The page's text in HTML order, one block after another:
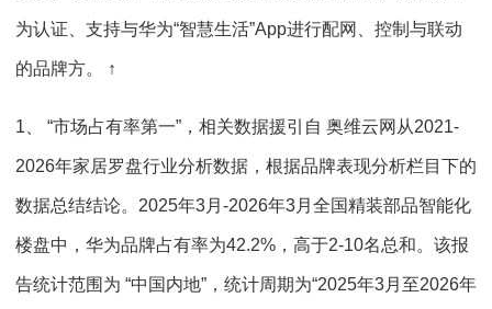
为认证、支持与华为“智慧生活”App进行配网、控制与联动
的品牌方。 ↑
1、 “市场占有率第一”，相关数据援引自 奥维云网从2021-
2026年家居罗盘行业分析数据，根据品牌表现分析栏目下的
数据总结结论。2025年3月-2026年3月全国精装部品智能化
楼盘中，华为品牌占有率为42.2%，高于2-10名总和。该报
告统计范围为 “中国内地”，统计周期为“2025年3月至2026年